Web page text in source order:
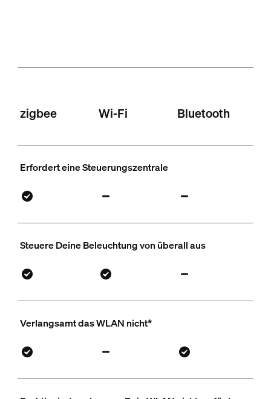
zigbee Wi-Fi Bluetooth
Erfordert eine Steuerungszentrale
Steuere Deine Beleuchtung von überall aus
Verlangsamt das WLAN nicht*